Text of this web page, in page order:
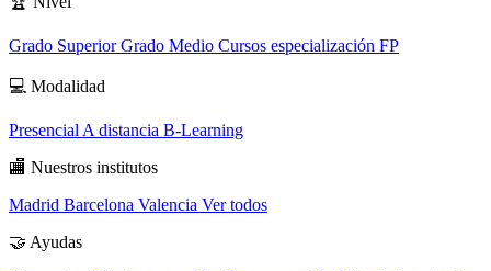
Grado SuperiorGrado Medio Cursos especialización FP
💻 Modalidad
Presencial A distancia B-Learning
🏬 Nuestros institutos
Madrid Barcelona Valencia Ver todos
🤝 Ayudas